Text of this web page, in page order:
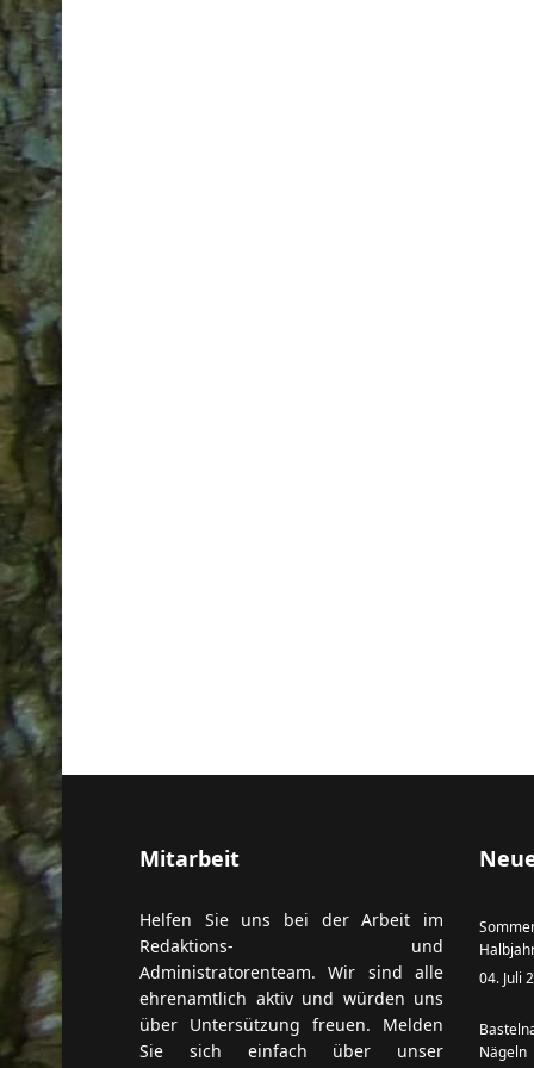
Mitarbeit
Helfen Sie uns bei der Arbeit im
Redaktions- und
Administratorenteam. Wir sind alle
ehrenamtlich aktiv und würden uns
über Untersützung freuen. Melden
Sie sich einfach über unser
04. Juli
Nägeln